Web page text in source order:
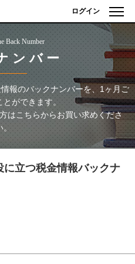
ログイン
Back Number
ンバー
報のバックナンバーを、1ヶ月ご
ができます。
はこちらからお買い求めくださ
。
に立つ税金情報バックナ